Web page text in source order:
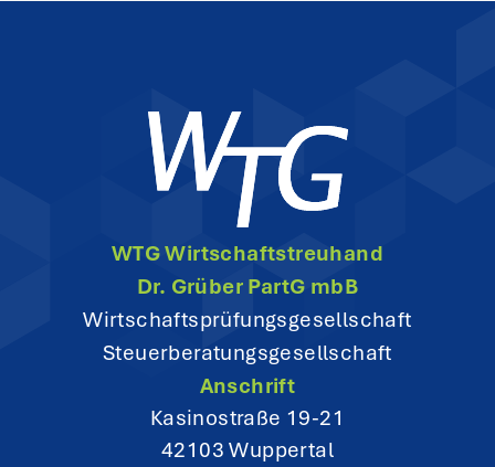
WTG Wirtschaftstreuhand
Dr. Grüber PartG mbB
Wirtschaftsprüfungsgesellschaft
Steuerberatungsgesellschaft
Anschrift
Kasinostraße 19-21
42103 Wuppertal